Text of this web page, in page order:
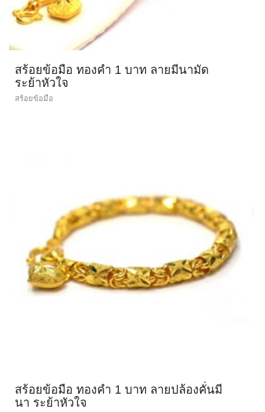
สร้อยข้อมือ ทองคำ 1 บาท ลายมีนามัด
ระย้าหัวใจ
สร้อยข้อมือ
สร้อยข้อมือ ทองคำ 1 บาท ลายปล้องคั่นมี
นา ระย้าหัวใจ